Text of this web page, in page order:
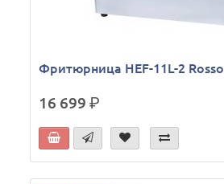
Фритюрница HEF-11L-2 Rosso
16 699р.